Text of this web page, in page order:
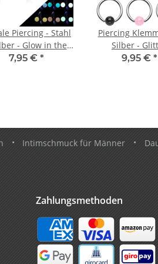
Piercing - Stahl
- Glow in the
dark
7,95 € *
Piercing
Silber -
9,95 € *
• Intimschmuck für Männer •
Zahlungsmethoden